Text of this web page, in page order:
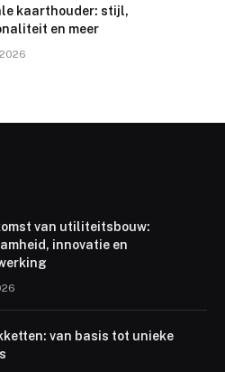
kaarthouder: stijl,
en meer
van utiliteitsbouw:
innovatie en
van basis tot unieke